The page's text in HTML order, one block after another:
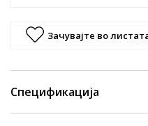
Зачувајте во
Спецификација